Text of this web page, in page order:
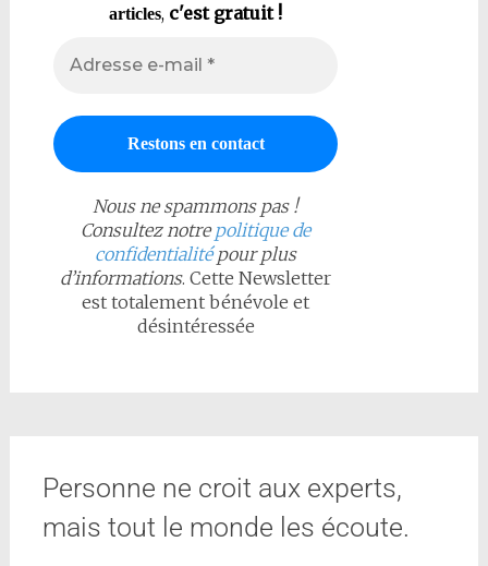
articles, c'est gratuit !
Nous ne spammons pas !
Consultez notrepolitique de
confidentialitépour plus
d’informations. Cette Newsletter
est totalement bénévole et
désintéressée
Personne ne croit aux experts,
mais tout le monde les écoute.